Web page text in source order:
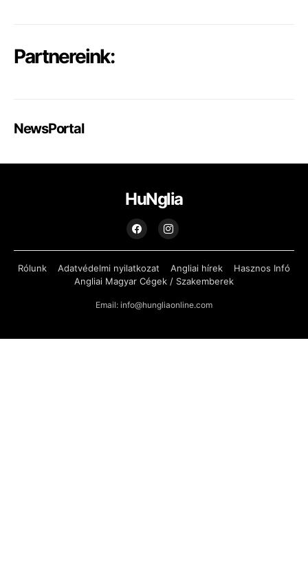
Partnereink:
NewsPortal
HuNglia
Rólunk Adatvédelmi nyilatkozat Angliai hírek
Hasznos Infó
Angliai Magyar Cégek / Szakemberek
Email: info@hungliaonline.com